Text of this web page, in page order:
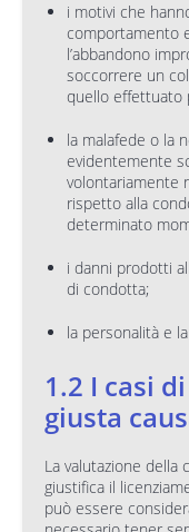
i motivi che
comportamento
l’abbandono
soccorrere un
quello effettuato
la malafede o la
evidentemente
volontariamente
rispetto alla
determinato
i danni prodotti
di condotta;
la personalità e
1.2 I casi
giusta
La valutazione
giustifica il
può essere